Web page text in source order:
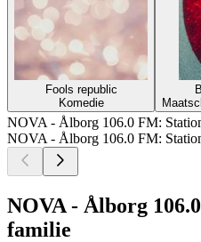
Fools republic
Komedie
NOVA - Ålborg 106.0 FM:
NOVA - Ålborg 106.0 FM:
NOVA - Ålborg
familie